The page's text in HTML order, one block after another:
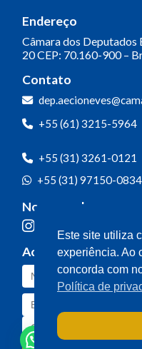
Endereço
Câmara dos Deputados
20CEP: 70.160-900 –
Contato
+55 (61) 3215-5964
+55 (31) 3261-0121
+55 (31) 97150-0834
Nossas redes
Acompanhe o meu
Este site utiliza
experiência. Ao
concorda com
Política de